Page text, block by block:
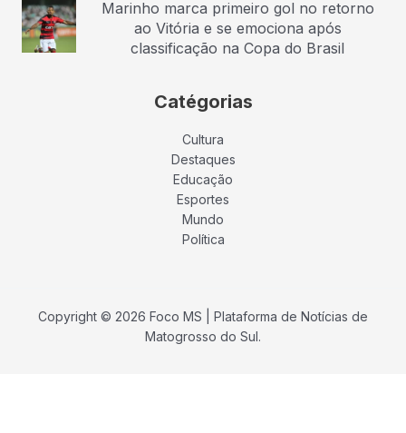
Marinho marca primeiro gol no retorno
ao Vitória e se emociona após
classificação na Copa do Brasil
Catégorias
Cultura
Destaques
Educação
Esportes
Mundo
Política
Copyright © 2026 Foco MS | Plataforma de Notícias de
Matogrosso do Sul.